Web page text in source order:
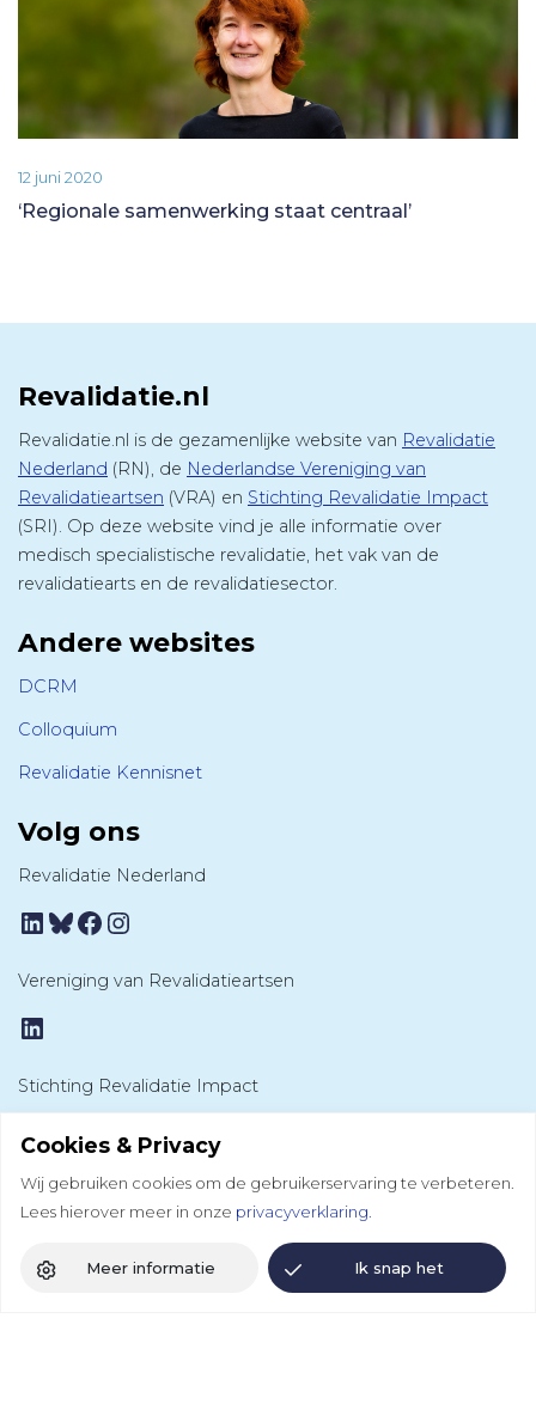
Cookies & Privacy
Wij gebruiken cookies om de gebruikerservaring te verbeteren.
Lees hierover meer in onze privacyverklaring.
Ik snap het
Meer informatie
12 juni 2020
‘Regionale samenwerking staat centraal’
Revalidatie.nl
Revalidatie.nl is de gezamenlijke website van Revalidatie
Nederland (RN), de Nederlandse Vereniging van
Revalidatieartsen (VRA) en Stichting Revalidatie Impact
(SRI). Op deze website vind je alle informatie over
medisch specialistische revalidatie, het vak van de
revalidatiearts en de revalidatiesector.
Andere websites
DCRM
Colloquium
Revalidatie Kennisnet
Volg ons
Revalidatie Nederland
LinkedIn
Bluesky
Facebook
Instagram
Vereniging van Revalidatieartsen
LinkedIn
Stichting Revalidatie Impact
LinkedIn